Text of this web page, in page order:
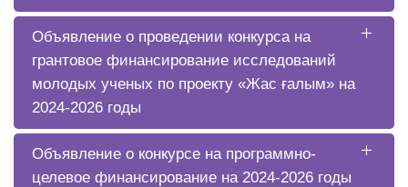
Объявление о проведении конкурса на
грантовое финансирование исследований
молодых ученых по проекту «Жас ғалым» на
2024-2026 годы
Объявление о конкурсе на программно-
целевое финансирование на 2024-2026 годы